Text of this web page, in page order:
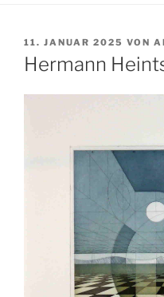
VERÖFFENTLICHT
AM
11. JANUAR 2025 VON
Hermann